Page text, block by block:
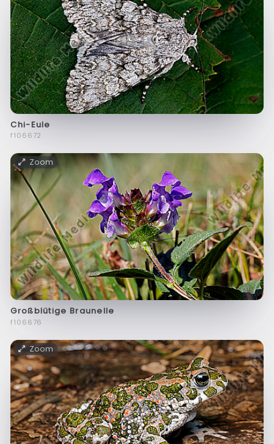
Chi-Eule
f106672
Zoom
Großblütige Braunelle
f106676
Zoom